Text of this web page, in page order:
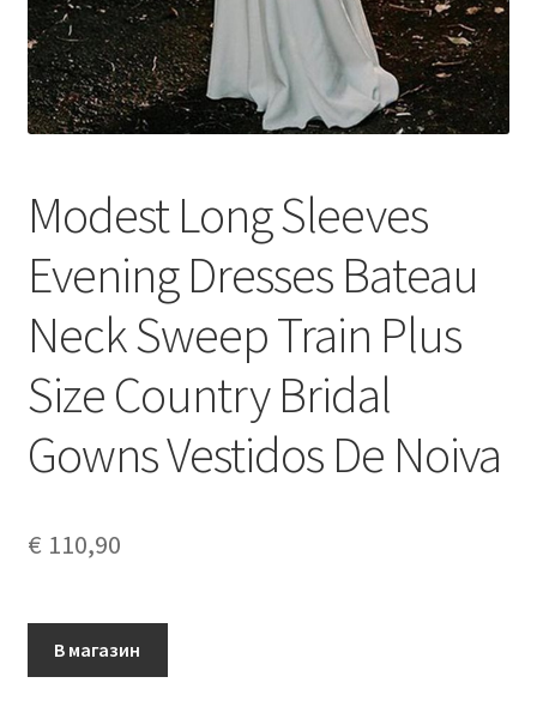
Modest Long Sleeves
Evening Dresses Bateau
Neck Sweep Train Plus
Size Country Bridal
Gowns Vestidos De Noiva
€ 110,90
В магазин